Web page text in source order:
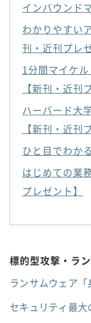
インバウンド
わかりやすい
刊・近刊プレ
1分間マイケ
【新刊・近刊
ハーバード大
【新刊・近刊
ひと目でわか
はじめての業
プレゼント】
標的型攻撃・ラ
ランサムウェア
セキュリティ最